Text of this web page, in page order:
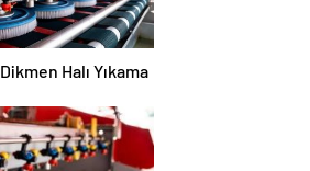
Dikmen Halı Yıkama